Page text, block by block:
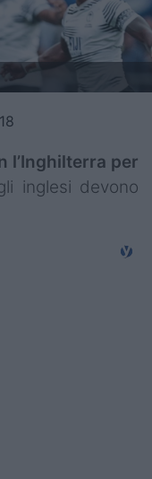
l’Inghilterra per
inglesi devono